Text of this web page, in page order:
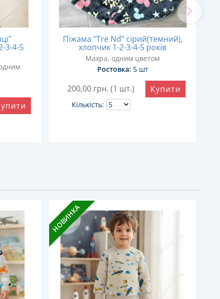
3-4-5
Піжама "Tre Nd" сірий(темний),
хлопчик 1-2-3-4-5 років
Махра, одним цветом
Ростовка: 5 шт
200,00 грн. (1 шт.)
Кількість:
Купити
НОВИНКА